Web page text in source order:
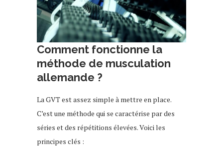
Comment fonctionne la
méthode de musculation
allemande ?
La GVT est assez simple à mettre en place.
C’est une méthode qui se caractérise par des
séries et des répétitions élevées. Voici les
principes clés :